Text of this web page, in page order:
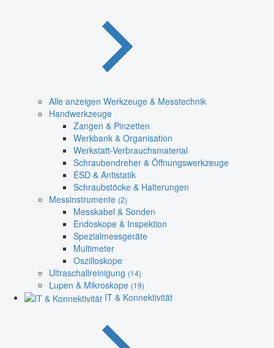
Alle anzeigen Werkzeuge & Messtechnik
Handwerkzeuge
Zangen & Pinzetten
Werkbank & Organisation
Werkstatt-Verbrauchsmaterial
Schraubendreher & Öffnungswerkzeuge
ESD & Antistatik
Schraubstöcke & Halterungen
Messinstrumente (2)
Messkabel & Sonden
Endoskope & Inspektion
Spezialmessgeräte
Multimeter
Oszilloskope
Ultraschallreinigung (14)
Lupen & Mikroskope (19)
IT & Konnektivität